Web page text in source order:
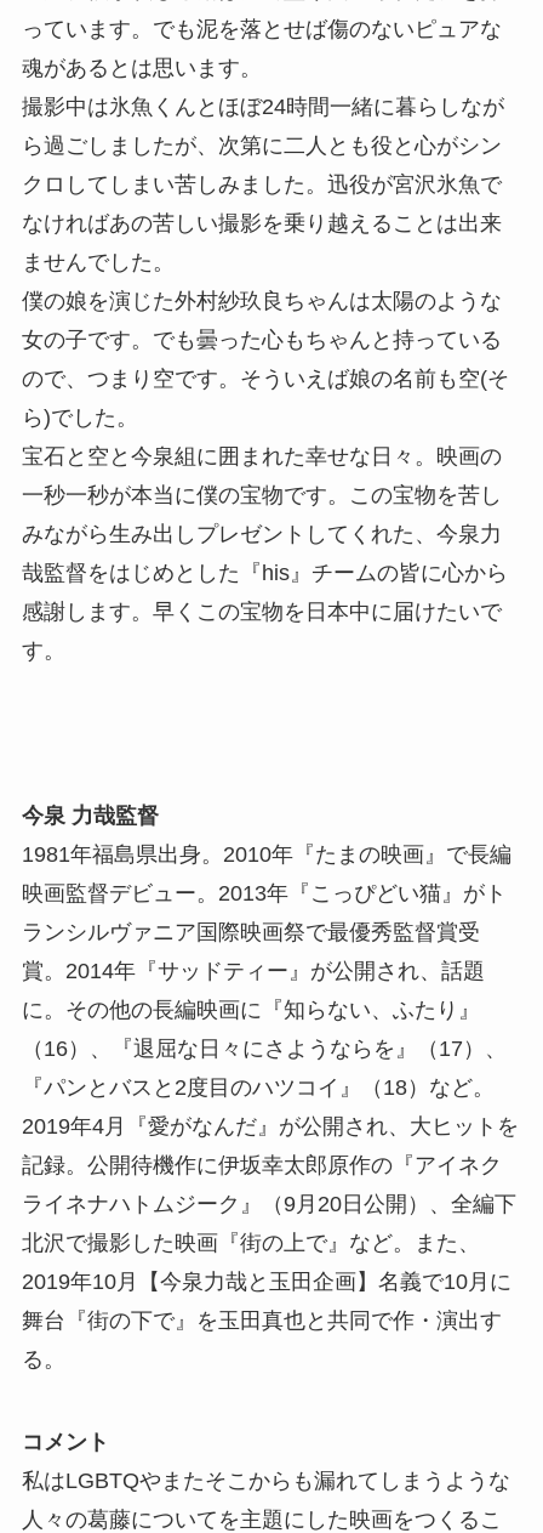
っています。でも泥を落とせば傷のないピュアな
魂があるとは思います。
撮影中は氷魚くんとほぼ24時間一緒に暮らしなが
ら過ごしましたが、次第に二人とも役と心がシン
クロしてしまい苦しみました。迅役が宮沢氷魚で
なければあの苦しい撮影を乗り越えることは出来
ませんでした。
僕の娘を演じた外村紗玖良ちゃんは太陽のような
女の子です。でも曇った心もちゃんと持っている
ので、つまり空です。そういえば娘の名前も空(そ
ら)でした。
宝石と空と今泉組に囲まれた幸せな日々。映画の
一秒一秒が本当に僕の宝物です。この宝物を苦し
みながら生み出しプレゼントしてくれた、今泉力
哉監督をはじめとした『his』チームの皆に心から
感謝します。早くこの宝物を日本中に届けたいで
す。
今泉 力哉監督
1981年福島県出身。2010年『たまの映画』で長編
映画監督デビュー。2013年『こっぴどい猫』がト
ランシルヴァニア国際映画祭で最優秀監督賞受
賞。2014年『サッドティー』が公開され、話題
に。その他の長編映画に『知らない、ふたり』
（16）、『退屈な日々にさようならを』（17）、
『パンとバスと2度目のハツコイ』（18）など。
2019年4月『愛がなんだ』が公開され、大ヒットを
記録。公開待機作に伊坂幸太郎原作の『アイネク
ライネナハトムジーク』（9月20日公開）、全編下
北沢で撮影した映画『街の上で』など。また、
2019年10月【今泉力哉と玉田企画】名義で10月に
舞台『街の下で』を玉田真也と共同で作・演出す
る。
コメント
私はLGBTQやまたそこからも漏れてしまうような
人々の葛藤についてを主題にした映画をつくるこ